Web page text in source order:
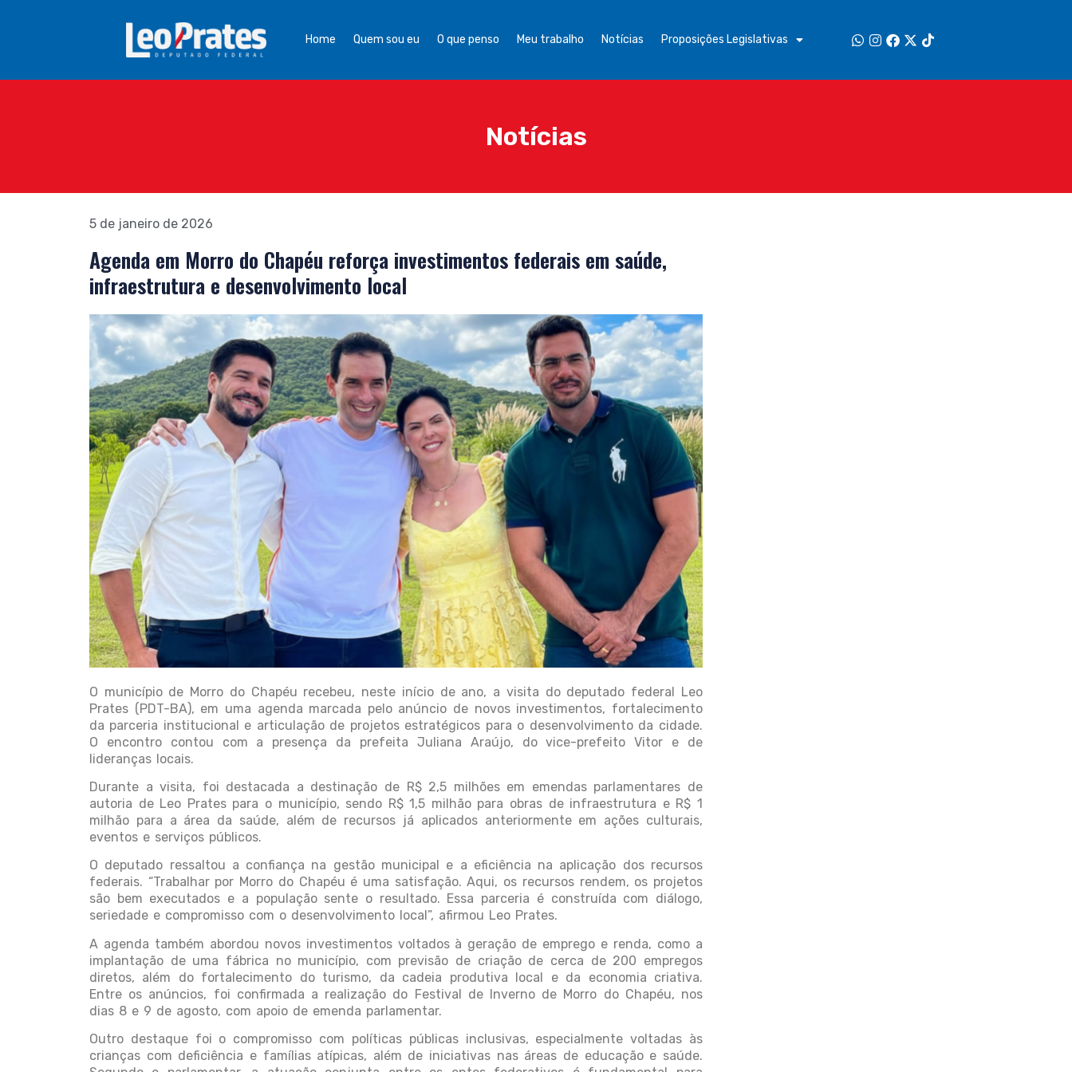
Home Quem sou eu O que penso Meu trabalho Notícias Proposições Legislativas
Notícias
5 de janeiro de 2026
Agenda em Morro do Chapéu reforça investimentos federais em saúde,
infraestrutura e desenvolvimento local
O município de Morro do Chapéu recebeu, neste início de ano, a visita do deputado federal Leo
Prates (PDT-BA), em uma agenda marcada pelo anúncio de novos investimentos, fortalecimento
da parceria institucional e articulação de projetos estratégicos para o desenvolvimento da cidade.
O encontro contou com a presença da prefeita Juliana Araújo, do vice-prefeito Vitor e de
lideranças locais.
Durante a visita, foi destacada a destinação de R$ 2,5 milhões em emendas parlamentares de
autoria de Leo Prates para o município, sendo R$ 1,5 milhão para obras de infraestrutura e R$ 1
milhão para a área da saúde, além de recursos já aplicados anteriormente em ações culturais,
eventos e serviços públicos.
O deputado ressaltou a confiança na gestão municipal e a eficiência na aplicação dos recursos
federais. “Trabalhar por Morro do Chapéu é uma satisfação. Aqui, os recursos rendem, os projetos
são bem executados e a população sente o resultado. Essa parceria é construída com diálogo,
seriedade e compromisso com o desenvolvimento local”, afirmou Leo Prates.
A agenda também abordou novos investimentos voltados à geração de emprego e renda, como a
implantação de uma fábrica no município, com previsão de criação de cerca de 200 empregos
diretos, além do fortalecimento do turismo, da cadeia produtiva local e da economia criativa.
Entre os anúncios, foi confirmada a realização do Festival de Inverno de Morro do Chapéu, nos
dias 8 e 9 de agosto, com apoio de emenda parlamentar.
Outro destaque foi o compromisso com políticas públicas inclusivas, especialmente voltadas às
crianças com deficiência e famílias atípicas, além de iniciativas nas áreas de educação e saúde.